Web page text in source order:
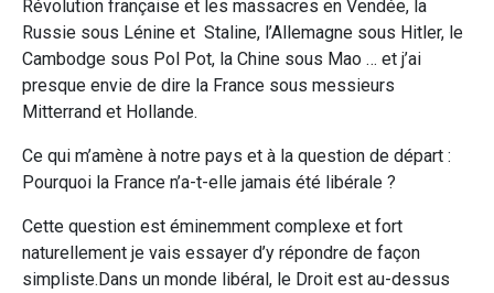
Révolution française et les massacres en Vendée, la
Russie sous Lénine et Staline, l’Allemagne sous Hitler, le
Cambodge sous Pol Pot, la Chine sous Mao … et j’ai
presque envie de dire la France sous messieurs
Mitterrand et Hollande.
Ce qui m’amène à notre pays et à la question de départ :
Pourquoi la France n’a-t-elle jamais été libérale ?
Cette question est éminemment complexe et fort
naturellement je vais essayer d’y répondre de façon
simpliste.Dans un monde libéral, le Droit est au-dessus